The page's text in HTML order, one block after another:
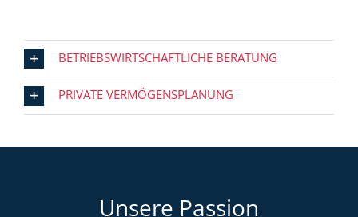
BETRIEBSWIRTSCHAFTLICHE BERATUNG
PRIVATE VERMÖGENSPLANUNG
Unsere Passion